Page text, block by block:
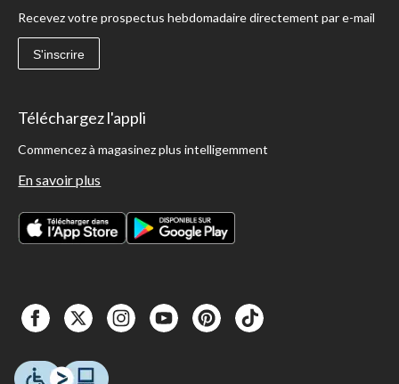
Recevez votre prospectus hebdomadaire directement par e-mail
S'inscrire
Téléchargez l'appli
Commencez à magasinez plus intelligemment
En savoir plus